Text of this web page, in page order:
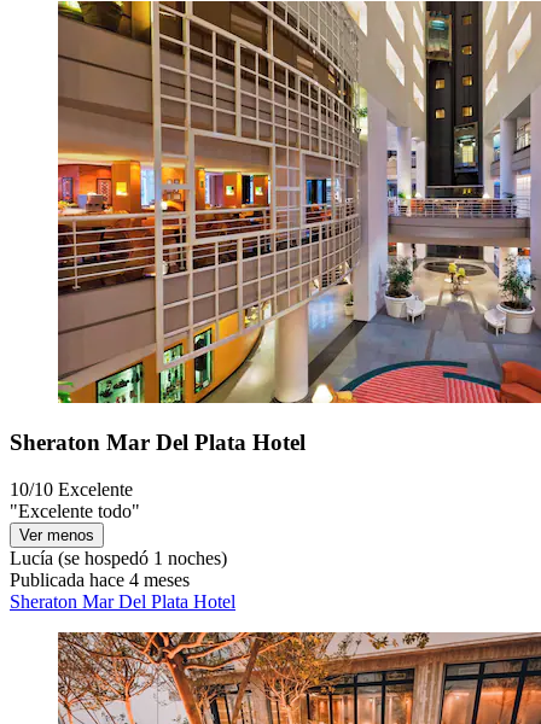
Sheraton Mar Del Plata Hotel
10/10 Excelente
"Excelente todo"
Ver menos
Lucía (se hospedó 1 noches)
Publicada hace 4 meses
Sheraton Mar Del Plata Hotel